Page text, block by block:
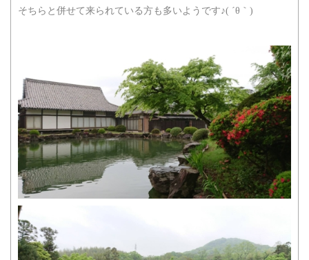
そちらと併せて来られている方も多いようです♪( ´θ｀)